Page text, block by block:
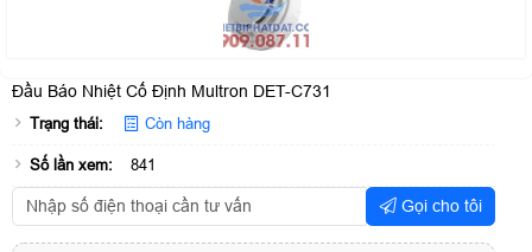
Đầu Báo Nhiệt Cố Định Multron DET-C731
Trạng thái: Còn hàng
Số lần xem: 841
Gọi cho tôi